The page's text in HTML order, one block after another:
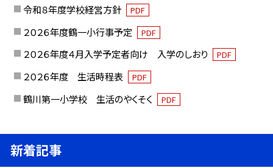
令和８年度学校経営方針 PDF
２０２６年度鶴一小行事予定 PDF
２０２６年度４月入学予定者向け 入学のしおり PDF
２０２６年度 生活時程表 PDF
鶴川第一小学校 生活のやくそく PDF
新着記事